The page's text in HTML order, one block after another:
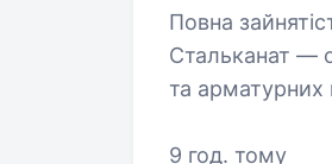
Повна
Стальканат —
та арматурних
антидронової
9 год. тому